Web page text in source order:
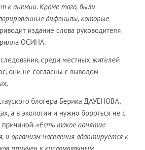
к анемии. Кроме того, были
дифенилы, которые
издание слова руководителя
ОСИНА.
среди местных жителей
они не согласны с выводом
блогера Берика ДАУЕНОВА,
а в экологии и нужно бороться не с
причиной.«Есть такое понятие
и организм населения адаптируется к